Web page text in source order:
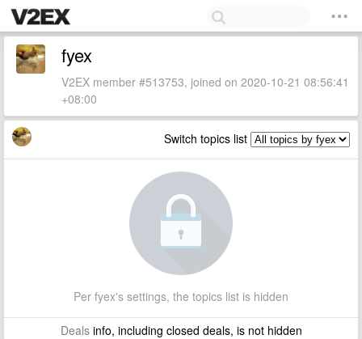
fyex
V2EX member #513753, joined on 2020-10-21 08:56:41
+08:00
Switch topics list
Per fyex's settings, the topics list is hidden
Dealsinfo, including closed deals, is not hidden